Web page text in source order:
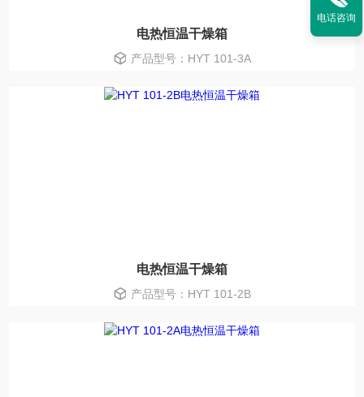
电热恒温干燥箱
产品型号：HYT 101-3A
电热恒温干燥箱
产品型号：HYT 101-2B
电话咨询